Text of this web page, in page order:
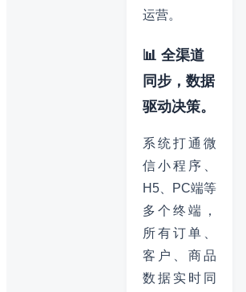
运营。
📊 全渠道
同步，数据
驱动决策。
系统打通微
信小程序、
H5、PC端等
多个终端，
所有订单、
客户、商品
数据实时同